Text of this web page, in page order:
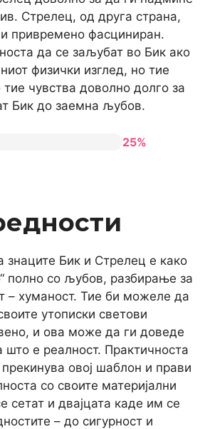
Стрелец, од друга страна,
привремено фасциниран.
да се заљубат во Бик ако
физички изглед, но тие
чувства доволно долго за
Бик до заемна љубов.
25%
знаците Бик и Стрелец е како
полно со љубов, разбирање за
– хуманост. Тие би можеле да
утописки светови
и ова може да ги доведе
што е реалност. Практичноста
овој шаблон и прави
со своите материјални
сетат и двајцата каде им се
– до сигурност и